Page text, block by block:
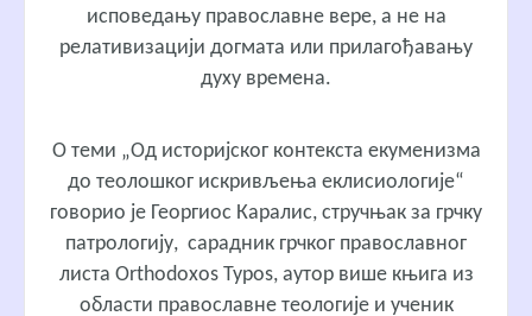
исповедању православне вере, а не на
релативизацији догмата или прилагођавању
духу времена.
О теми „Од историјског контекста екуменизма
до теолошког искривљења еклисиологије“
говорио је Георгиос Каралис, стручњак за грчку
патрологију, сарадник грчког православног
листа Orthodoxos Typos, аутор више књига из
области православне теологије и ученик